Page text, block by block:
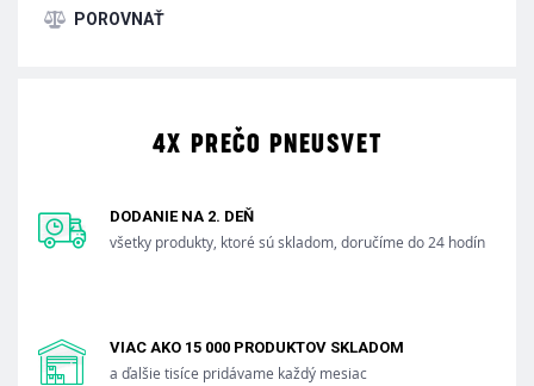
4X PREČO PNEUSVET
DODANIE NA 2. DEŇ
všetky produkty, ktoré sú skladom, doručíme do 24 hodín
VIAC AKO 15 000 PRODUKTOV SKLADOM
a ďalšie tisíce pridávame každý mesiac